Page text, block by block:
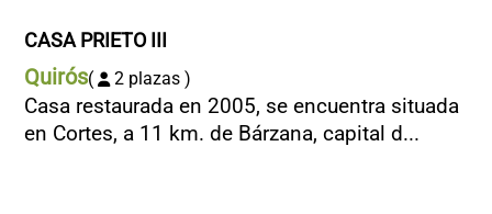
CASA PRIETO III
Quirós( 2 plazas )
Casa restaurada en 2005, se encuentra situada
en Cortes, a 11 km. de Bárzana, capital d...